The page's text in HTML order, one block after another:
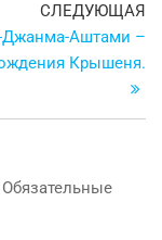
СЛЕДУЮЩАЯ
Аштами –
Крышеня.
Обязательные